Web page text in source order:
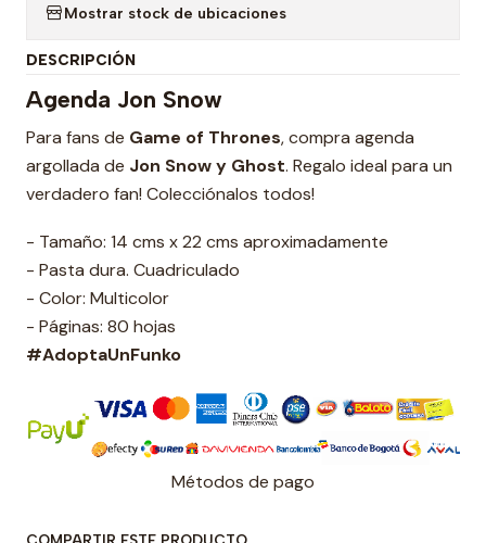
Mostrar stock de ubicaciones
DESCRIPCIÓN
Agenda Jon Snow
Para fans de Game of Thrones, compra agenda
argollada de Jon Snow y Ghost. Regalo ideal para un
verdadero fan! Colecciónalos todos!
- Tamaño: 14 cms x 22 cms aproximadamente
- Pasta dura. Cuadriculado
- Color: Multicolor
- Páginas: 80 hojas
#AdoptaUnFunko
Métodos de pago
COMPARTIR ESTE PRODUCTO